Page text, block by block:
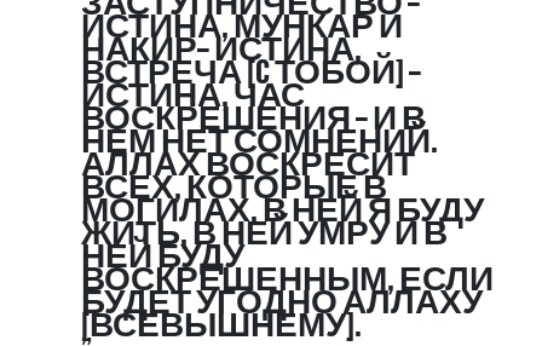
ИСТИНА, МУНКАР И
НАКИР– ИСТИНА,
ВСТРЕЧА [C ТОБОЙ] –
ИСТИНА, ЧАС
ВОСКРЕШЕНИЯ – И В
НЕМ НЕТ СОМНЕНИЙ.
АЛЛАХ ВОСКРЕСИТ
ВСЕХ, КОТОРЫЕ В
МОГИЛАХ. В НЕЙ Я БУДУ
ЖИТЬ, В НЕЙ УМРУ И В
НЕЙ БУДУ
ВОСКРЕШЕННЫМ, ЕСЛИ
БУДЕТ УГОДНО АЛЛАХУ
[ВСЕВЫШНЕМУ].